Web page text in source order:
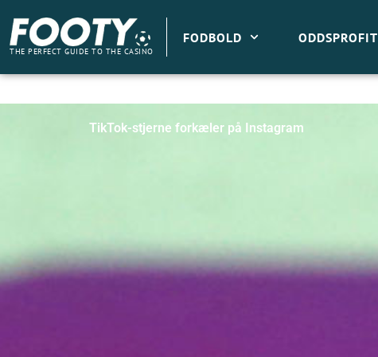
indholdet
THE PERFECT GUIDE TO THE CASINO
FODBOLD ODDSPROFIT
TikTok-stjerne forkæler på Instagram